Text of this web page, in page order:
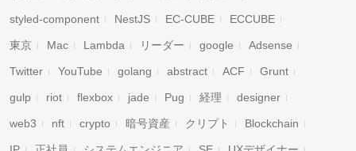
styled-component NestJS EC-CUBE ECCUBE
東京 Mac Lambda リーダー google Adsense
Twitter YouTube golang abstract ACF Grunt
gulp riot flexbox jade Pug 経理 designer
web3 nft crypto 暗号資産 クリプト Blockchain